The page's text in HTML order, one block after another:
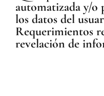
automatizada y/o
los datos del
Requerimientos
revelación de